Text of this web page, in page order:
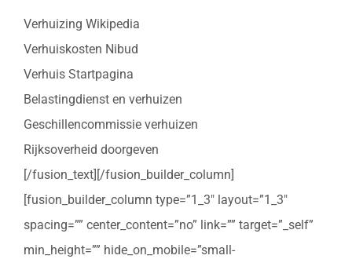
Verhuizing Wikipedia
Verhuiskosten Nibud
Verhuis Startpagina
Belastingdienst en verhuizen
Geschillencommissie verhuizen
Rijksoverheid doorgeven
[/fusion_text][/fusion_builder_column]
[fusion_builder_column type=”1_3″ layout=”1_3″
spacing=”” center_content=”no” link=”” target=”_self”
min_height=”” hide_on_mobile=”small-